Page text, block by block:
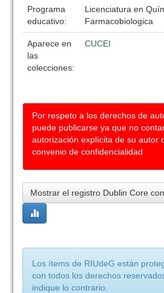
Programa
educativo:
Licenciatura en
Farmacobiologica
Aparece en
las
colecciones:
CUCEI
Por respeto a los derechos de
puede publicarse ya que no
autorización explícita de su autor
convenio de confidencialidad
Mostrar el registro Dublin Core
Los ítems de RIUdeG están
con todos los derechos
indique lo contrario.